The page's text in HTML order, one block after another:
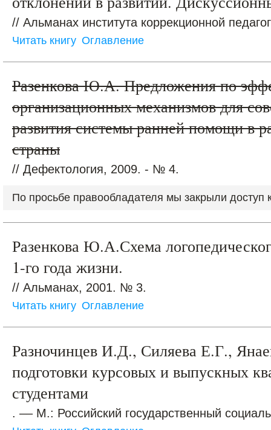
// Альманах института коррекционной
Читать книгу Оглавление
Разенкова Ю.А. Предложения по
организационных механизмов для
развития системы ранней помощи в
страны
// Дефектология, 2009. - № 4.
По просьбе правообладателя мы закрыли доступ
Разенкова Ю.А.Схема
1-го года жизни.
// Альманах, 2001. № 3.
Читать книгу Оглавление
Разночинцев И.Д., Силяева Е.Г.,
подготовки курсовых и выпускных
студентами
. –– М.: Российский государственный